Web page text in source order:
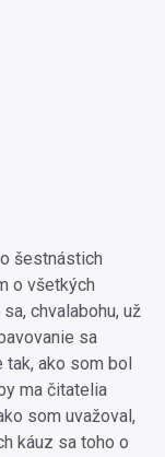
šestnástich
o všetkých
chvalabohu, už
sa
ako som bol
ma čitatelia
som uvažoval,
káuz sa toho o